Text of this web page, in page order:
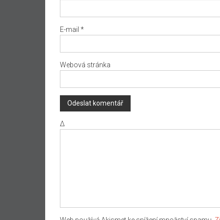
E-mail *
Webová stránka
Δ